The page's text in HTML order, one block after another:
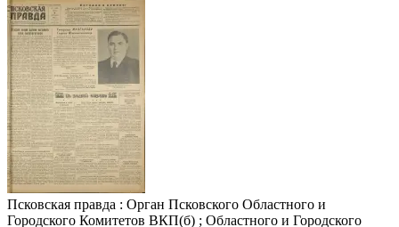
Псковская правда : Орган Псковского Областного и
Городского Комитетов ВКП(б) ; Областного и Городского